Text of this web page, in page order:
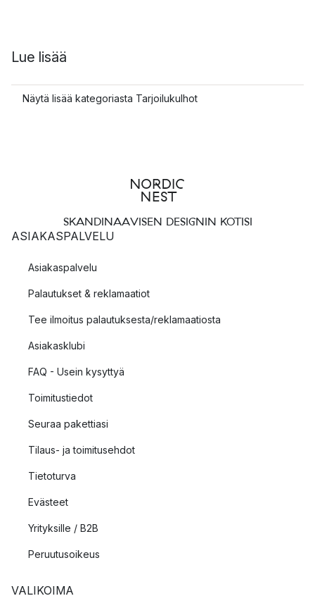
Lue lisää
Näytä lisää kategoriasta Tarjoilukulhot
SKANDINAAVISEN DESIGNIN KOTISI
ASIAKASPALVELU
Asiakaspalvelu
Palautukset & reklamaatiot
Tee ilmoitus palautuksesta/reklamaatiosta
Asiakasklubi
FAQ - Usein kysyttyä
Toimitustiedot
Seuraa pakettiasi
Tilaus- ja toimitusehdot
Tietoturva
Evästeet
Yrityksille / B2B
Peruutusoikeus
VALIKOIMA